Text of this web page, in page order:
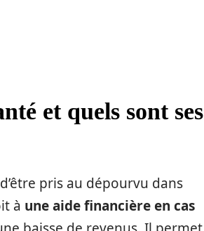
et quels sont ses
pris au dépourvu dans
à une aide financière en cas